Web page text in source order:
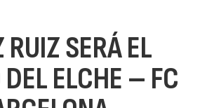
SERÁ EL
ELCHE – FC